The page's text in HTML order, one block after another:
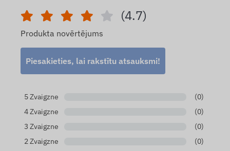
(4.7)
Produkta novērtējums
Piesakieties, lai rakstītu atsauksmi!
5 Zvaigzne
(0)
4 Zvaigzne
(0)
3 Zvaigzne
(0)
2 Zvaigzne
(0)